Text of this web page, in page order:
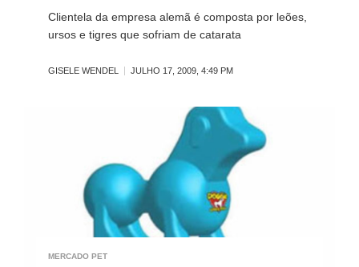
Clientela da empresa alemã é composta por leões,
ursos e tigres que sofriam de catarata
GISELE WENDEL JULHO 17, 2009, 4:49 PM
MERCADO PET